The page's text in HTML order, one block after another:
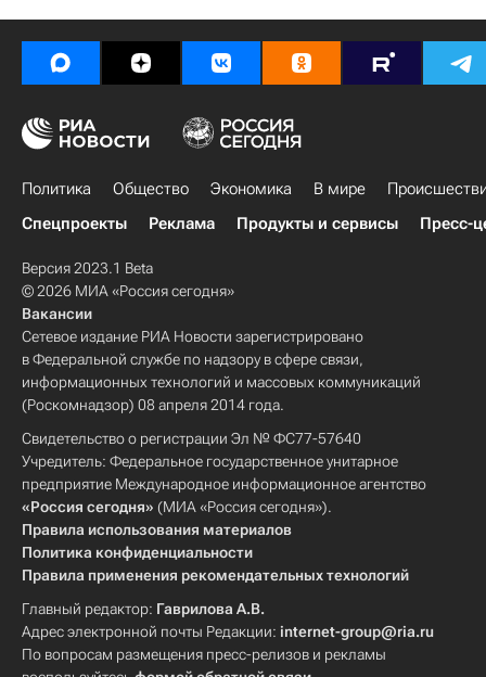
Политика Общество Экономика В мире
Спецпроекты
Реклама Продукты и сервисы Пресс-
Версия 2023.1 Beta
© 2026 МИА «Россия сегодня»
Вакансии
Сетевое издание РИА Новости зарегистрировано
в Федеральной службе по надзору в сфере связи,
информационных технологий и массовых коммуникаций
(Роскомнадзор) 08 апреля 2014 года.
Свидетельство о регистрации Эл № ФС77-57640
Учредитель: Федеральное государственное унитарное
предприятие Международное информационное агентство
«Россия сегодня» (МИА «Россия сегодня»).
Правила использования материалов
Политика конфиденциальности
Правила применения рекомендательных технологий
Главный редактор: Гаврилова А.В.
Адрес электронной почты Редакции: internet-group@ria.ru
По вопросам размещения пресс-релизов и рекламы